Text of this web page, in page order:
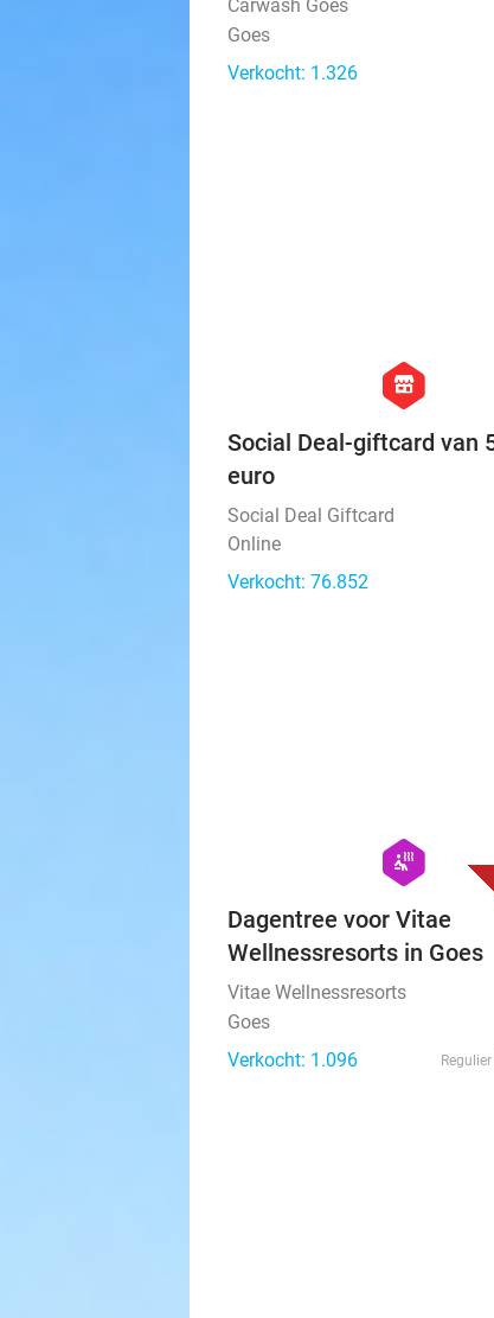
Carwash Goes
Goes
Verkocht: 1.326
hexagon
store
Social Deal-giftcard van
euro
Social Deal Giftcard
Online
Verkocht: 76.852
hexagon
wellness
Dagentree voor Vitae
Wellnessresorts in Goes
Vitae Wellnessresorts
Goes
Verkocht: 1.096
Regulier